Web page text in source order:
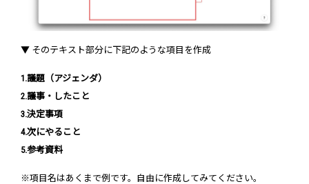
▼ そのテキスト部分に下記のような項目を作成
1.議題（アジェンダ）
2.議事・したこと
3.決定事項
4.次にやること
5.参考資料
※項目名はあくまで例です。自由に作成してみてください。